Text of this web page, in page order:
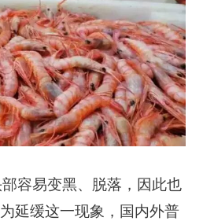
易变黑、脱落，因此也
延缓这一现象，国内外普